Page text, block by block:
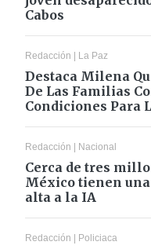
Cabos
Redacción | La Paz
Destaca Milena
De Las Familias
Condiciones Para
Redacción | Nacional
Cerca de tres
México tienen
alta a la IA
Redacción | Policiaca